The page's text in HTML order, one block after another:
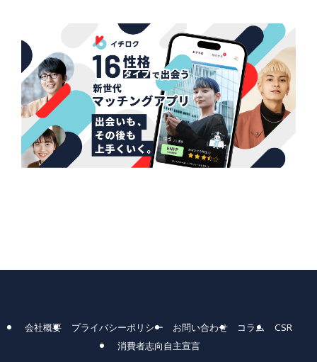
会社概要 プライバシーポリシー お問い合わせ コラム
CSR
消費者志向自主宣言